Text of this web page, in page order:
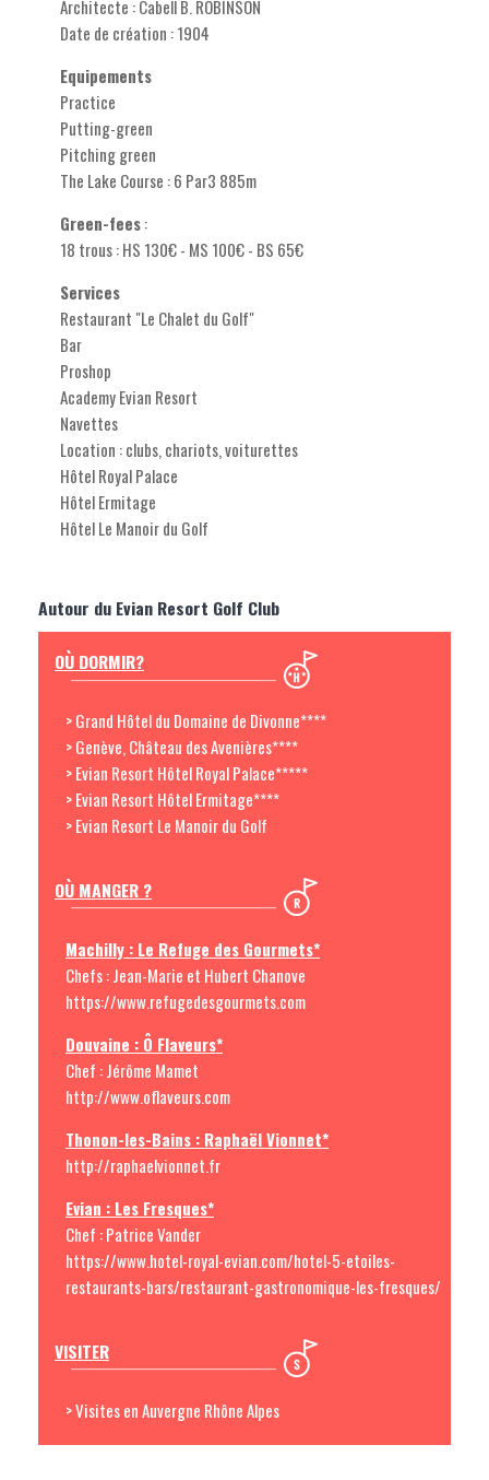
Architecte : Cabell B. ROBINSON
Date de création : 1904
Equipements
Practice
Putting-green
Pitching green
The Lake Course : 6 Par3 885m
Green-fees:
18 trous : HS 130€ - MS 100€ - BS 65€
Services
Restaurant "Le Chalet du Golf"
Bar
Proshop
Academy Evian Resort
Navettes
Location : clubs, chariots, voiturettes
Hôtel Royal Palace
Hôtel Ermitage
Hôtel Le Manoir du Golf
Autour du Evian Resort Golf Club
OÙ DORMIR?
> Grand Hôtel du Domaine de Divonne****
> Genève, Château des Avenières****
> Evian Resort Hôtel Royal Palace*****
> Evian Resort Hôtel Ermitage****
> Evian Resort Le Manoir du Golf
OÙ MANGER ?
Machilly : Le Refuge des Gourmets*
Chefs : Jean-Marie et Hubert Chanove
https://www.refugedesgourmets.com
Douvaine : Ô Flaveurs*
Chef : Jérôme Mamet
http://www.oflaveurs.com
Thonon-les-Bains : Raphaël Vionnet*
http://raphaelvionnet.fr
Evian : Les Fresques*
Chef : Patrice Vander
https://www.hotel-royal-evian.com/hotel-5-etoiles-
restaurants-bars/restaurant-gastronomique-les-fresques/
VISITER
> Visites en Auvergne Rhône Alpes